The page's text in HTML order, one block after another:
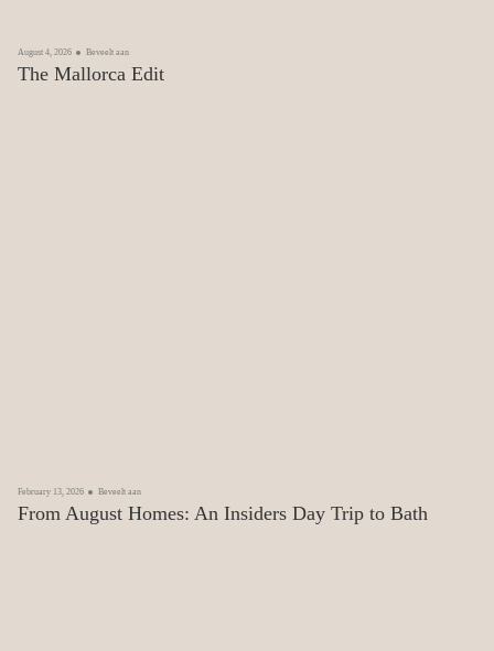
The Mallorca Edit
August 4, 2026 Beveelt aan
From August Homes: An Insiders Day Trip to Bath
February 13, 2026 Beveelt aan